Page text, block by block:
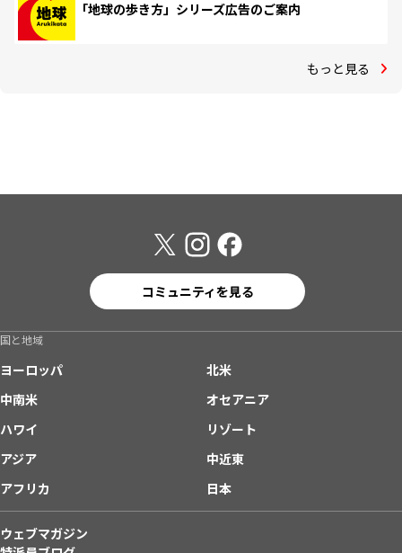
「地球の歩き方」シリーズ広告のご案内
もっと見る
コミュニティを見る
国と地域
ヨーロッパ
北米
中南米
オセアニア
ハワイ
リゾート
アジア
中近東
アフリカ
日本
ウェブマガジン